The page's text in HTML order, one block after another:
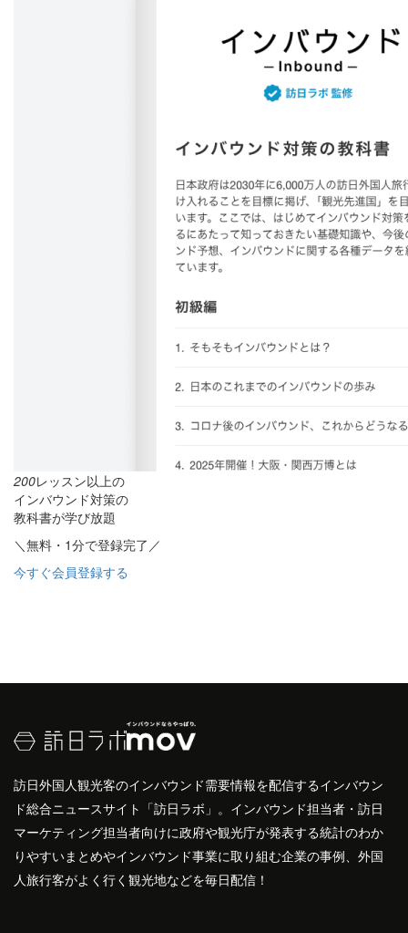
200レッスン以上の
インバウンド対策の
教科書が学び放題
＼無料・1分で登録完了／
今すぐ会員登録する
訪日外国人観光客のインバウンド需要情報を配信するインバウン
ド総合ニュースサイト「訪日ラボ」。インバウンド担当者・訪日
マーケティング担当者向けに政府や観光庁が発表する統計のわか
りやすいまとめやインバウンド事業に取り組む企業の事例、外国
人旅行客がよく行く観光地などを毎日配信！